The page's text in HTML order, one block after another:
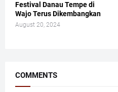
Festival Danau Tempe di
Wajo Terus Dikembangkan
August 20, 2024
COMMENTS